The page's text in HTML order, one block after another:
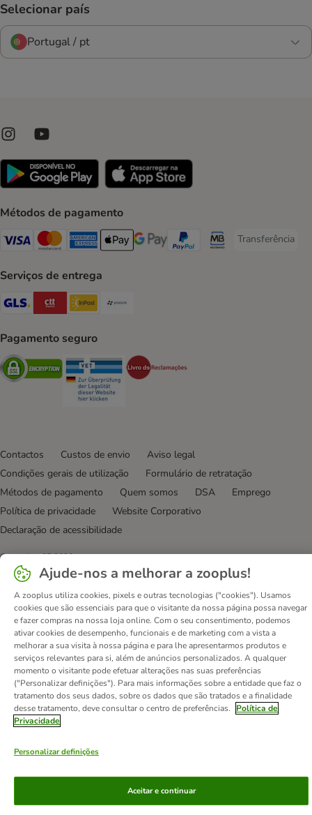
Selecionar país
Portugal / pt
Métodos de pagamento
Visa Payment Method
Mastercard Payment Method
American Express Payment Method
Apple Pay Payment Method
Google Pay Payment Method
PayPal Payment Method
Multibanco Payment
Transferência
Transferência
Serviços de entrega
GLS Shipping Method
CTTExpress Shipping Method
InPost Shipping Method
Pagamento seguro
Security Security
Contactos Custos de envio
Aviso legal
Condições gerais de utilização
Formulário de retratação
Métodos de pagamento
Quem somos DSA
Emprego
Política de privacidade
Website Corporativo
Declaração de acessibilidade
© zooplus SE2026
Ajude-nos a melhorar a zooplus!
A zooplus utiliza cookies, pixels e outras tecnologias ("cookies"). Usamos
cookies que são essenciais para que o visitante da nossa página possa navegar
e fazer compras na nossa loja online. Com o seu consentimento, podemos
ativar cookies de desempenho, funcionais e de marketing com a vista a
melhorar a sua visita à nossa página e para lhe apresentarmos produtos e
serviços relevantes para si, além de anúncios personalizados. A qualquer
momento o visitante pode efetuar alterações nas suas preferências
("Personalizar definições"). Para mais informações sobre a entidade que faz o
tratamento dos seus dados, sobre os dados que são tratados e a finalidade
desse tratamento, deve consultar o centro de preferências.
Política de
Privacidade
Personalizar definições
Aceitar e continuar